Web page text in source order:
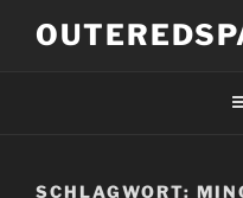
Inhalt
SCHLAGWORT: